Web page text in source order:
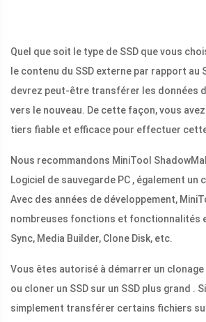
Quel que soit le type de SSD que vous
le contenu du SSD externe par rapport au
devrez peut-être transférer les données
vers le nouveau. De cette façon, vous avez
tiers fiable et efficace pour effectuer
Nous recommandons MiniTool
Logiciel de sauvegarde PC , également un
Avec des années de développement,
nombreuses fonctions et fonctionnalités
Sync, Media Builder, Clone Disk, etc.
Vous êtes autorisé à démarrer un
ou cloner un SSD sur un SSD plus grand .
simplement transférer certains fichiers